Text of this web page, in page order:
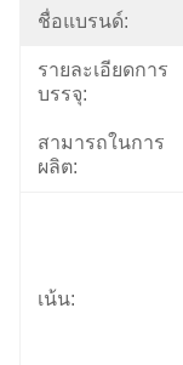
ชื่อแบรนด์:
รายละเอียดการ
บรรจุ:
สามารถในการ
ผลิต:
เน้น: